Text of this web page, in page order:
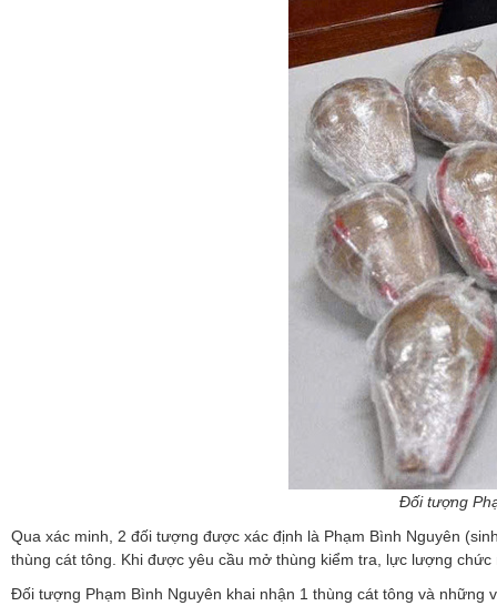
Đối tượng
Qua xác minh, 2 đối tượng được xác định là Phạm Bình Nguyên
thùng cát tông. Khi được yêu cầu mở thùng kiểm tra, lực lượng
Đối tượng Phạm Bình Nguyên khai nhận 1 thùng cát tông và